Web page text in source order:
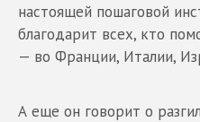
настоящей пошаговой
благодарит всех, кто
— во Франции, Италии,
А еще он говорит о